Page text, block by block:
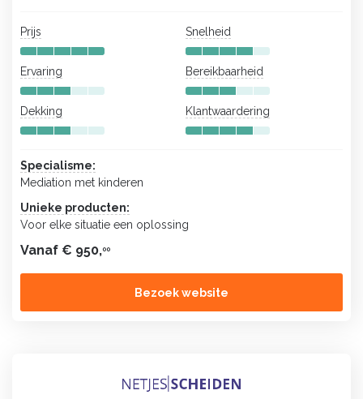
Prijs Snelheid
Ervaring Bereikbaarheid
Dekking Klantwaardering
Specialisme:
Mediation met kinderen
Unieke producten:
Voor elke situatie een oplossing
Vanaf € 950,00
Bezoek website